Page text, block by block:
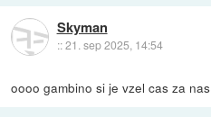
Skyman
::21. sep 2025, 14:54
oooo gambino si je vzel cas za nas